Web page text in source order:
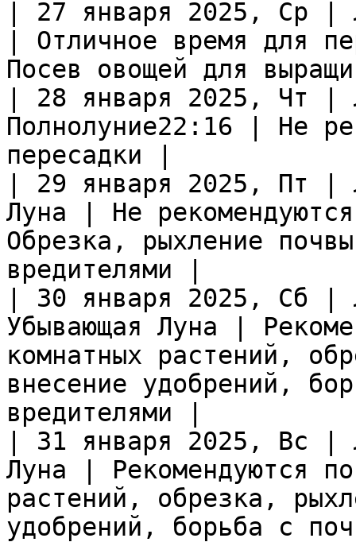
| 27 января 2025, Ср |
| Отличное время для
Посев овощей для
| 28 января 2025, Чт |
Полнолуние22:16 | Не
пересадки |
| 29 января 2025, Пт |
Луна | Не
Обрезка, рыхление
вредителями |
| 30 января 2025, Сб |
Убывающая Луна |
комнатных растений,
внесение удобрений,
вредителями |
| 31 января 2025, Вс |
Луна | Рекомендуются
растений, обрезка,
удобрений, борьба с